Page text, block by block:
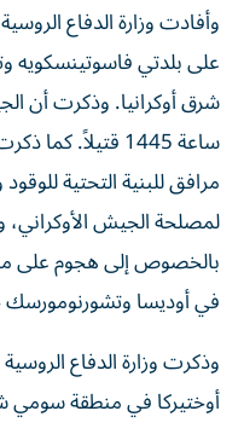
وأفادت وزارة الدفاع
على بلدتي فاسوتينسكويه
ساعة 1445
مرافق للبنية التحتية
لمصلحة الجيش الأوكراني،
بالخصوص إلى هجوم على
في أوديسا وتشورنومورسك
وذكرت ‌وزارة الدفاع
أوختيركا في منطقة سومي